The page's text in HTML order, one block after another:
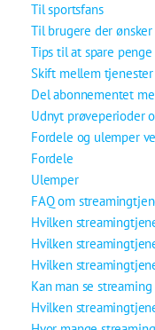
Til sportsfans
Til brugere der
Tips til at spare
Skift mellem tjenester
Del abonnementet
Udnyt prøveperioder
Fordele og ulemper
Fordele
Ulemper
FAQ om
Hvilken
Hvilken
Hvilken
Kan man se
Hvilken